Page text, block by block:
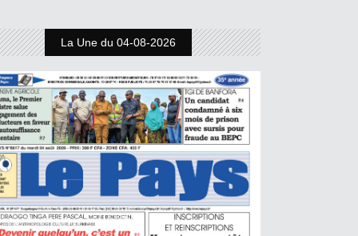
La Une du 04-08-2026